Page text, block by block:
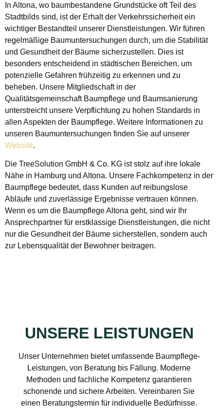
In Altona, wo baumbestandene Grundstücke oft Teil des
Stadtbilds sind, ist der Erhalt der Verkehrssicherheit ein
wichtiger Bestandteil unserer Dienstleistungen. Wir führen
regelmäßige Baumuntersuchungen durch, um die Stabilität
und Gesundheit der Bäume sicherzustellen. Dies ist
besonders entscheidend in städtischen Bereichen, um
potenzielle Gefahren frühzeitig zu erkennen und zu
beheben. Unsere Mitgliedschaft in der
Qualitätsgemeinschaft Baumpflege und Baumsanierung
unterstreicht unsere Verpflichtung zu hohen Standards in
allen Aspekten der Baumpflege. Weitere Informationen zu
unseren Baumuntersuchungen finden Sie auf unserer
Website.
Die TreeSolution GmbH & Co. KG ist stolz auf ihre lokale
Nähe in Hamburg und Altona. Unsere Fachkompetenz in der
Baumpflege bedeutet, dass Kunden auf reibungslose
Abläufe und zuverlässige Ergebnisse vertrauen können.
Wenn es um die Baumpflege Altona geht, sind wir Ihr
Ansprechpartner für erstklassige Dienstleistungen, die nicht
nur die Gesundheit der Bäume sicherstellen, sondern auch
zur Lebensqualität der Bewohner beitragen.
UNSERE LEISTUNGEN
Unser Unternehmen bietet umfassende Baumpflege-
Leistungen, von Beratung bis Fällung. Moderne
Methoden und fachliche Kompetenz garantieren
schonende und sichere Arbeiten. Vereinbaren Sie
einen Beratungstermin für individuelle Bedürfnisse.